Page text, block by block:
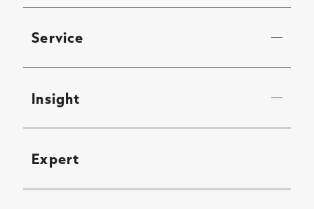
Service
Insight
Expert